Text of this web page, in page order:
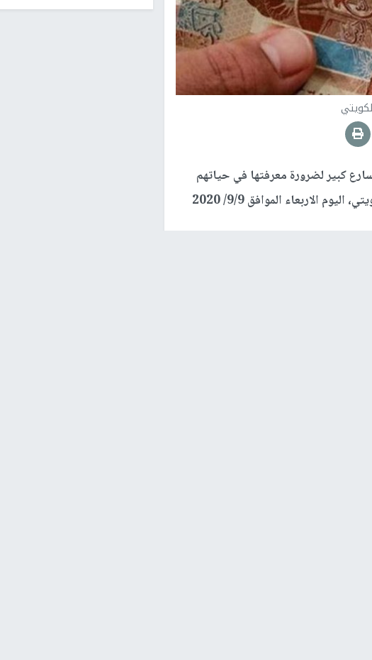
كبير لضرورة معرفتها في حياتهم
اليومية، حيث جاءت أسعار صرف العملات الأجنبية، مقابل الدينار الكويتي، اليوم الاربعاء الموافق 9/9/ 2020